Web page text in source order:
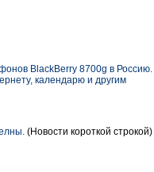
BlackBerry 8700g в Россию.
календарю и другим
(Новости короткой строкой)